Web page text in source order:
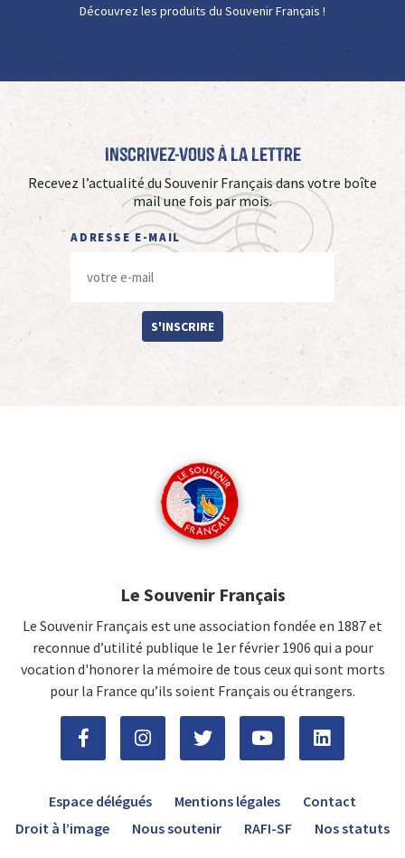
Découvrez les produits du Souvenir Français !
Inscrivez-vous à La Lettre
Recevez l’actualité du Souvenir Français dans votre boîte
mail une fois par mois.
ADRESSE E-MAIL
S'INSCRIRE
Le Souvenir Français
Le Souvenir Français est une association fondée en 1887 et
reconnue d’utilité publique le 1er février 1906 qui a pour
vocation d'honorer la mémoire de tous ceux qui sont morts
pour la France qu’ils soient Français ou étrangers.
Espace délégués Mentions légales
Contact
Droit à l’image
Nous soutenir RAFI-SF Nos statuts